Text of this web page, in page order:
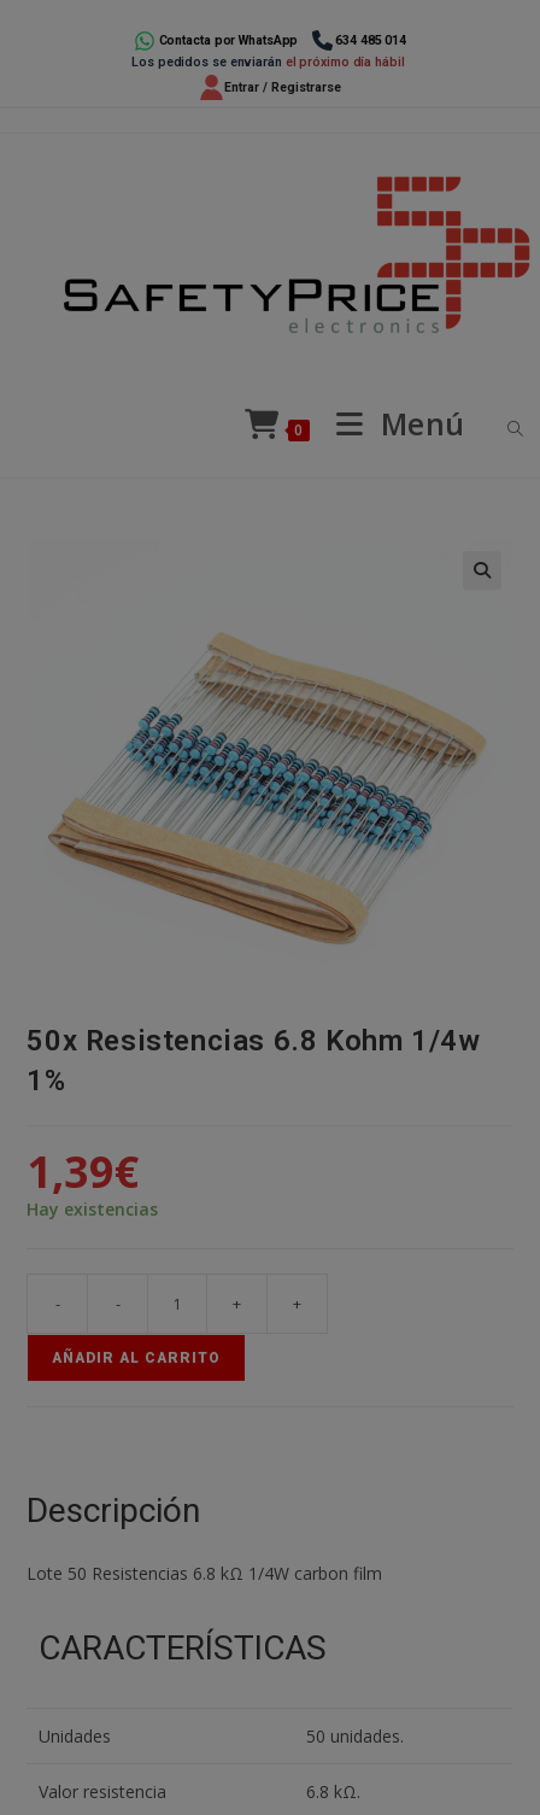
Contacta por WhatsApp
634 485 014
Los pedidos se enviarán el próximo día hábil
Entrar / Registrarse
0 Menú
50x Resistencias 6.8 Kohm 1/4w
1%
1,39€
Hay existencias
- - + +
AÑADIR AL CARRITO
Descripción
Lote 50 Resistencias 6.8 kΩ 1/4W carbon film
CARACTERÍSTICAS
Unidades 50 unidades.
Valor resistencia 6.8 kΩ.